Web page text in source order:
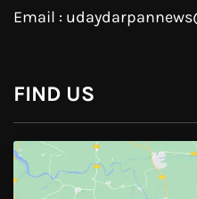
Instagram